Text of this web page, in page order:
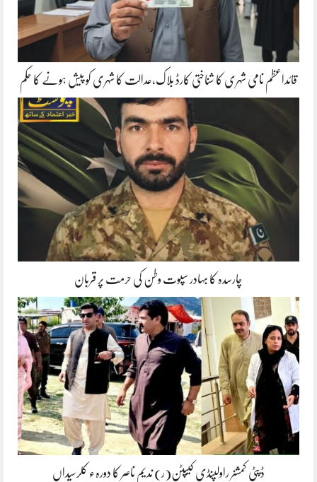
قائداعظم نامی شہری کا شناختی کارڈ بلاک،عدالت کا شہری کو پیش ہونے کا حکم
چارسدہ کا بہادر سپوت وطن کی حرمت پر قربان
ڈپٹی کمشنر راولپنڈی کیپٹن(ر) ندیم ناصر کا دورہء کلرسیداں